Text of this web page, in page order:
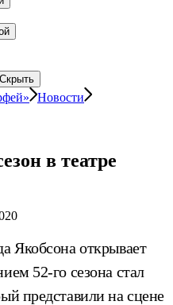
Скрыть
Новости
в театре
Якобсона открывает
52-го сезона стал
представили на сцене